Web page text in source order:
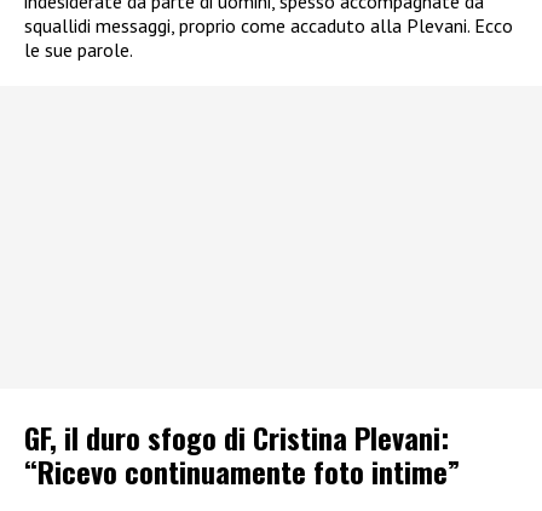
squallidi messaggi, proprio come accaduto alla Plevani. Ecco
le sue parole.
GF, il duro sfogo di Cristina Plevani:
“Ricevo continuamente foto intime”